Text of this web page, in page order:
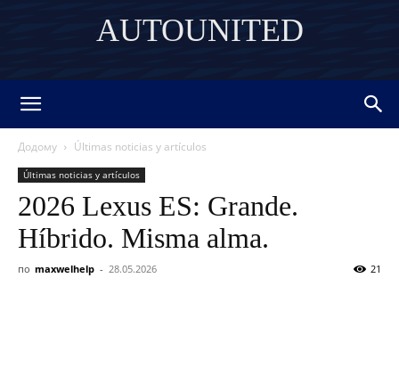
AUTOUNITED
Додому Últimas noticias y artículos
Últimas noticias y artículos
2026 Lexus ES: Grande.
Híbrido. Misma alma.
по maxwelhelp - 28.05.2026 21